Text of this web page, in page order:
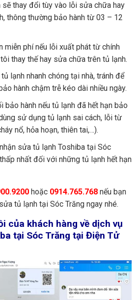
sẽ thay đổi tùy vào lỗi sửa chữa hay
thông thường bảo hành từ 03 – 12
miễn phí nếu lỗi xuất phát từ chính
thay thế hay sửa chữa trên tủ lạnh.
lạnh nhanh chóng tại nhà, tránh để
hành chậm trễ kéo dài nhiều ngày.
bảo hành nếu tủ lạnh đã hết hạn bảo
sử dụng tủ lạnh sai cách, lỗi từ
nổ, hỏa hoạn, thiên tai,…).
sửa tủ lạnh Toshiba tại Sóc
nhất đối với những tủ lạnh hết hạn
hoặc 0914.765.768 nếu bạn
tủ lạnh tại Sóc Trăng ngay nhé.
của khách hàng về dịch vụ
tại Sóc Trăng tại Điện Tử